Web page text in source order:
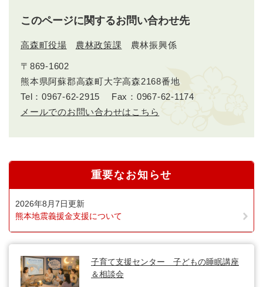
このページに関するお問い合わせ先
高森町役場 農林政策課 農林振興係
〒869-1602
熊本県阿蘇郡高森町大字高森2168番地
Tel：0967-62-2915
Fax：0967-62-1174
メールでのお問い合わせはこちら
重要なお知らせ
2026年8月7日更新
熊本地震義援金支援について
子育て支援センター 子どもの睡眠講座
＆相談会